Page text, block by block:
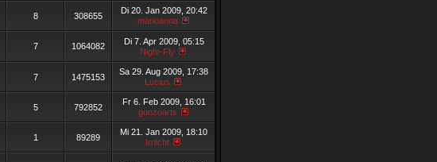
8 308655
Di 20. Jan 2009, 20:42
marioanna
7 1064082
Di 7. Apr 2009, 05:15
Night-Fly
7 1475153
Sa 29. Aug 2009, 17:38
Lucius
5 792852
Fr 6. Feb 2009, 16:01
gonzoarts
1 89289
Mi 21. Jan 2009, 18:10
Irrlicht